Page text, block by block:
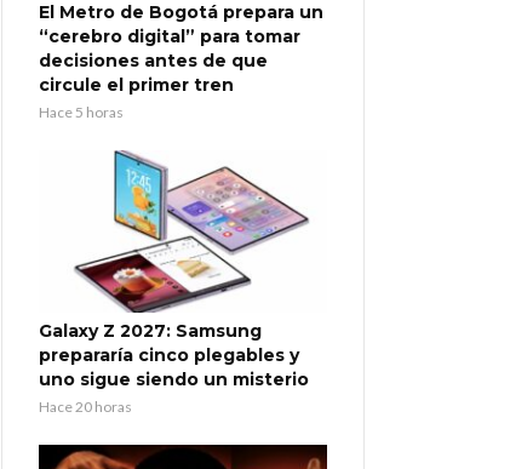
El Metro de Bogotá prepara un
“cerebro digital” para tomar
decisiones antes de que
circule el primer tren
Hace 5 horas
Galaxy Z 2027: Samsung
prepararía cinco plegables y
uno sigue siendo un misterio
Hace 20 horas